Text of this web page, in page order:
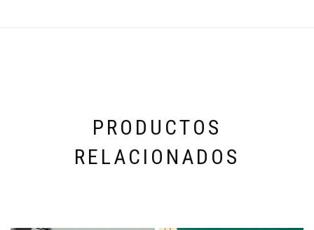
PRODUCTOS
RELACIONADOS